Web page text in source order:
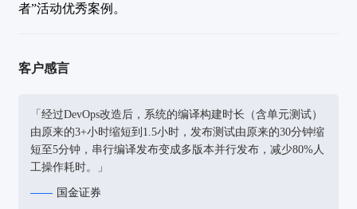
者”活动优秀案例。
客户感言
「经过DevOps改造后，系统的编译构建时长（含单元测试）
由原来的3+小时缩短到1.5小时，发布测试由原来的30分钟缩
短至5分钟，串行编译发布变成多版本并行发布，减少80%人
工操作耗时。」
国金证券